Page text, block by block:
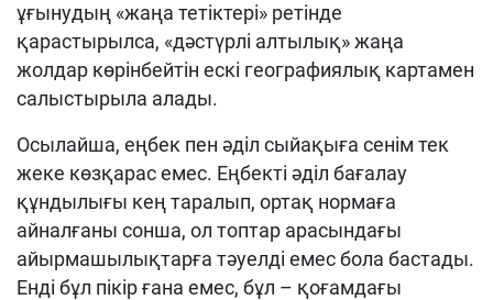
ұғынудың «жаңа тетіктері» ретінде
қарастырылса, «дәстүрлі алтылық» жаңа
жолдар көрінбейтін ескі географиялық картамен
салыстырыла алады.
Осылайша, еңбек пен әділ сыйақыға сенім тек
жеке көзқарас емес. Еңбекті әділ бағалау
құндылығы кең таралып, ортақ нормаға
айналғаны сонша, ол топтар арасындағы
айырмашылықтарға тәуелді емес бола бастады.
Енді бұл пікір ғана емес, бұл – қоғамдағы